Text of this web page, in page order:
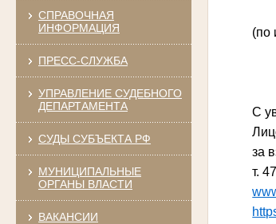
СПРАВОЧНАЯ
ИНФОРМАЦИЯ
ПРЕСС-СЛУЖБА
УПРАВЛЕНИЕ СУДЕБНОГО
ДЕПАРТАМЕНТА
СУДЫ СУБЪЕКТА РФ
МУНИЦИПАЛЬНЫЕ
ОРГАНЫ ВЛАСТИ
ВАКАНСИИ
(по
С
т.